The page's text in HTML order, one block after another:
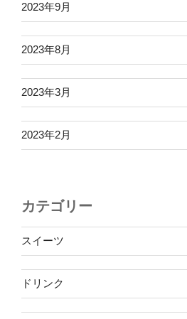
2023年9月
2023年8月
2023年3月
2023年2月
カテゴリー
スイーツ
ドリンク